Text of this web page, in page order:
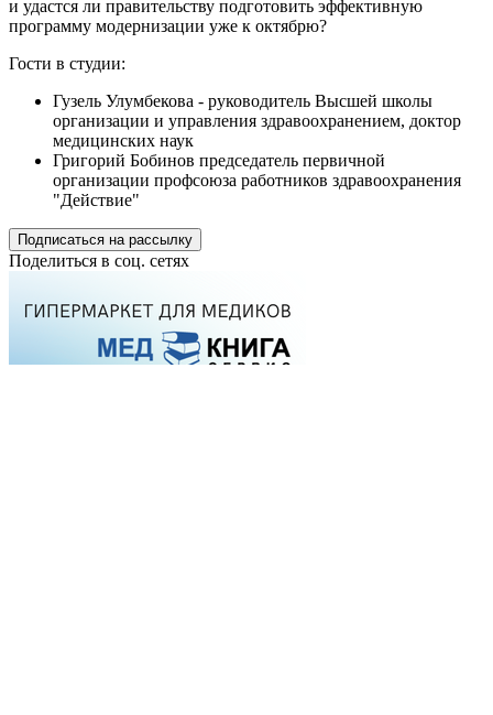
и удастся ли правительству подготовить эффективную
программу модернизации уже к октябрю?
Гости в студии:
Гузель Улумбекова - руководитель Высшей школы
организации и управления здравоохранением, доктор
медицинских наук
Григорий Бобинов председатель первичной
организации профсоюза работников здравоохранения
"Действие"
Подписаться на рассылку
Поделиться в соц. сетях